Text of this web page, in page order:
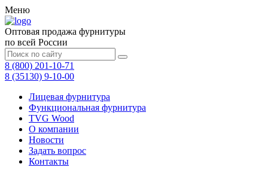
Меню
Оптовая продажа фурнитуры
по всей России
8 (800) 201-10-71
8 (35130) 9-10-00
Лицевая фурнитура
Функциональная фурнитура
TVG Wood
О компании
Новости
Задать вопрос
Контакты